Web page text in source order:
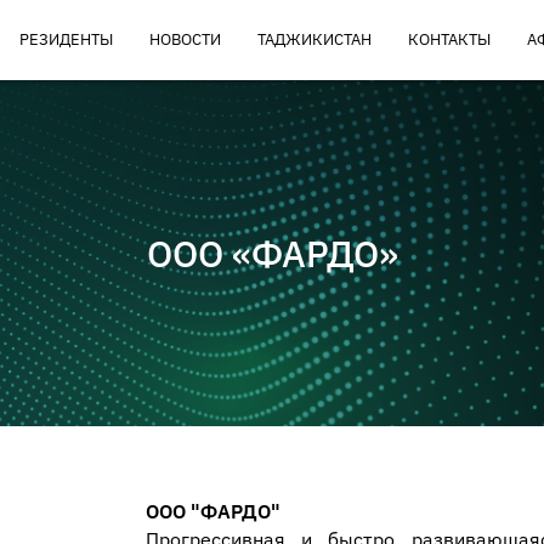
РЕЗИДЕНТЫ НОВОСТИ ТАДЖИКИСТАН КОНТАКТЫ
ООО «ФАРДО»
ООО "ФАРДО"
Прогрессивная и быстро